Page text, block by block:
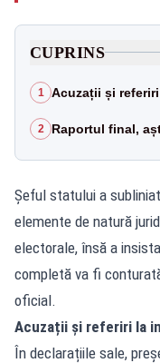
CUPRINS
1 Acuzații și
2 Raportul final,
Șeful statului a
elemente de natură
electorale, însă a
completă va fi
oficial.
Acuzații și referiri la
În declarațiile sale,